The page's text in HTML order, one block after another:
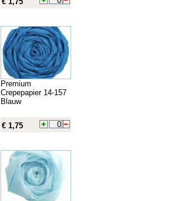
Premium
Crepepapier 14-157
Blauw
€ 1,75